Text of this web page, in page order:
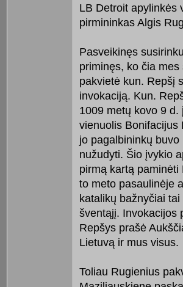
LB Detroit apylinkės
pirmininkas Algis
Pasveikinęs
priminęs, ko čia
pakvietė kun. Repšį
invokaciją. Kun.
1009 metų kovo 9 d.
vienuolis Bonifacijus
jo pagalbininkų buvo
nužudyti. Šio įvykio
pirmą kartą paminėti
to meto pasaulinėje
katalikų bažnyčiai
šventąjį. Invokacijos
Repšys prašė
Lietuvą ir mus visus.
Toliau Rugienius